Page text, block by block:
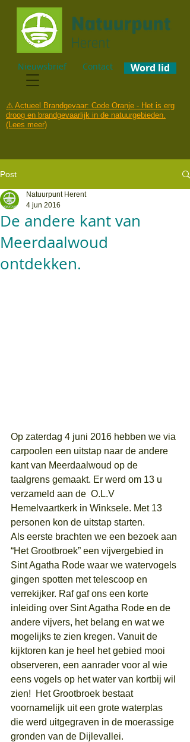
Nieuwsbrief Contact Word lid
⚠️ Actueel Brandgevaar: Code Oranje - Het is erg
droog en brandgevaarlijk in de natuurgebieden.
(Lees meer)
Post
De andere kant van
Meerdaalwoud
ontdekken.
Natuurpunt Herent
4 jun 2016
Op zaterdag 4 juni 2016 hebben we via
carpoolen een uitstap naar de andere
kant van Meerdaalwoud op de
taalgrens gemaakt. Er werd om 13 u
verzameld aan de  O.L.V
Hemelvaartkerk in Winksele. Met 13
personen kon de uitstap starten.
Als eerste brachten we een bezoek aan
“Het Grootbroek” een vijvergebied in
Sint­ Agatha ­Rode waar we watervogels
gingen spotten met telescoop en
verrekijker. Raf gaf ons een korte
inleiding over Sint Agatha Rode en de
andere vijvers, het belang en wat we
mogelijks te zien kregen. Vanuit de
kijktoren kan je heel het gebied mooi
observeren, een aanrader voor al wie
eens vogels op het water van kortbij wil
zien!  Het Grootbroek bestaat
voornamelijk uit een grote waterplas
die werd uitgegraven in de moerassige
gronden van de Dijlevallei.